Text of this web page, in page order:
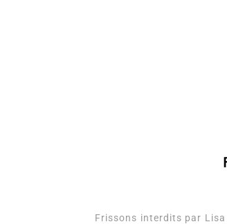
Frissons interdits par
Romances
2026